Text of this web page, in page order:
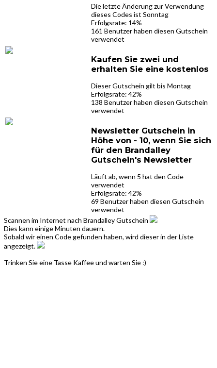
Die letzte Änderung zur Verwendung
dieses Codes ist Sonntag
Erfolgsrate: 14%
161 Benutzer haben diesen Gutschein
verwendet
Kaufen Sie zwei und
erhalten Sie eine kostenlos
Dieser Gutschein gilt bis Montag
Erfolgsrate: 42%
138 Benutzer haben diesen Gutschein
verwendet
Newsletter Gutschein in
Höhe von - 10, wenn Sie sich
für den Brandalley
Gutschein's Newsletter
Läuft ab, wenn 5 hat den Code
verwendet
Erfolgsrate: 42%
69 Benutzer haben diesen Gutschein
verwendet
Scannen im Internet nach Brandalley Gutschein
Dies kann einige Minuten dauern.
Sobald wir einen Code gefunden haben, wird dieser in der Liste
angezeigt.
Trinken Sie eine Tasse Kaffee und warten Sie :)